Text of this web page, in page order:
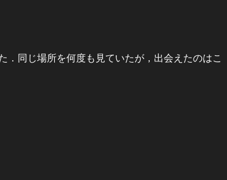
同じ場所を何度も見ていたが，出会えたのはこ